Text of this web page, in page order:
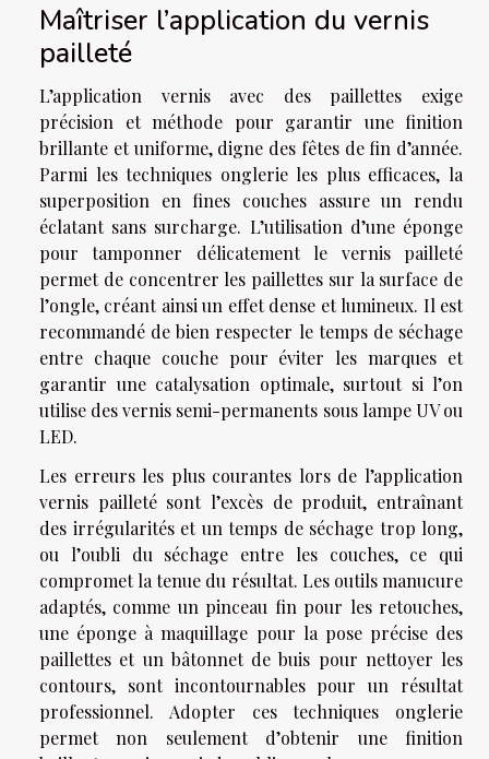
Maîtriser l’application du vernis
pailleté
L’application vernis avec des paillettes exige
précision et méthode pour garantir une finition
brillante et uniforme, digne des fêtes de fin d’année.
Parmi les techniques onglerie les plus efficaces, la
superposition en fines couches assure un rendu
éclatant sans surcharge. L’utilisation d’une éponge
pour tamponner délicatement le vernis pailleté
permet de concentrer les paillettes sur la surface de
l’ongle, créant ainsi un effet dense et lumineux. Il est
recommandé de bien respecter le temps de séchage
entre chaque couche pour éviter les marques et
garantir une catalysation optimale, surtout si l’on
utilise des vernis semi-permanents sous lampe UV ou
LED.
Les erreurs les plus courantes lors de l’application
vernis pailleté sont l’excès de produit, entraînant
des irrégularités et un temps de séchage trop long,
ou l’oubli du séchage entre les couches, ce qui
compromet la tenue du résultat. Les outils manucure
adaptés, comme un pinceau fin pour les retouches,
une éponge à maquillage pour la pose précise des
paillettes et un bâtonnet de buis pour nettoyer les
contours, sont incontournables pour un résultat
professionnel. Adopter ces techniques onglerie
permet non seulement d’obtenir une finition